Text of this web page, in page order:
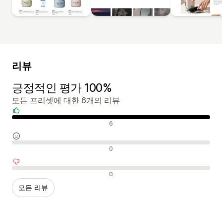
리뷰
긍정적인 평가 100%
모든 프리셋에 대한 6개의 리뷰
긍정적인 리뷰 6
중립적인 리뷰 0
부정적인 리뷰 0
모든 리뷰